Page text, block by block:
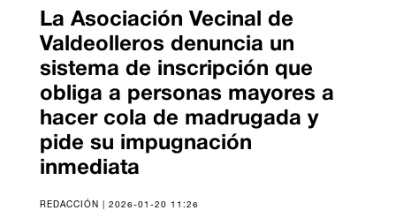
La Asociación Vecinal de
Valdeolleros denuncia un
sistema de inscripción que
obliga a personas mayores a
hacer cola de madrugada y
pide su impugnación
inmediata
REDACCIÓN | 2026-01-20 11:26